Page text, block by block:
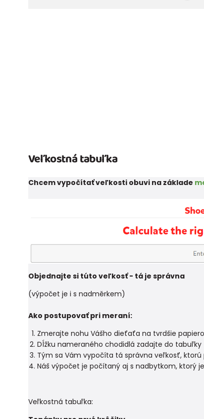
Veľkostná tabuľka
Chcem vypočítať veľkosti obuvi na základe
Objednajte si túto veľkosť - tá je správna
(výpočet je i s nadměrkem)
Ako postupovať pri meraní:
Zmerajte nohu Vášho dieťaťa na tvrdšie
Dĺžku nameraného chodidlá zadajte do tabuľky
Tým sa Vám vypočíta tá správna veľkosť,
Náš výpočet je počítaný aj s nadbytkom, ktorý
Veľkostná tabuľka: